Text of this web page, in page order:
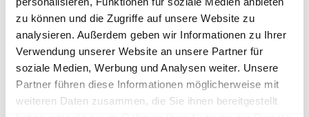
zu können und die Zugriffe auf unsere Website zu
analysieren. Außerdem geben wir Informationen zu Ihrer
Verwendung unserer Website an unsere Partner für
soziale Medien, Werbung und Analysen weiter. Unsere
Partner führen diese Informationen möglicherweise mit
weiteren Daten zusammen, die Sie ihnen bereitgestellt
Wissenstransfer. Wer über ein stabiles Geflecht aus
Partnern, Kunden und Experten verfügt, agiert
wesentlich resilienter in wirtschaftlichen Krisenzeiten.
Zudem stärkt professionelles Networking die eigene
Marke und erhöht die Sichtbarkeit am Markt enorm.
Führungskräfte und Mitarbeiter, die diese Kunst
beherrschen, sichern dem gesamten Betrieb einen